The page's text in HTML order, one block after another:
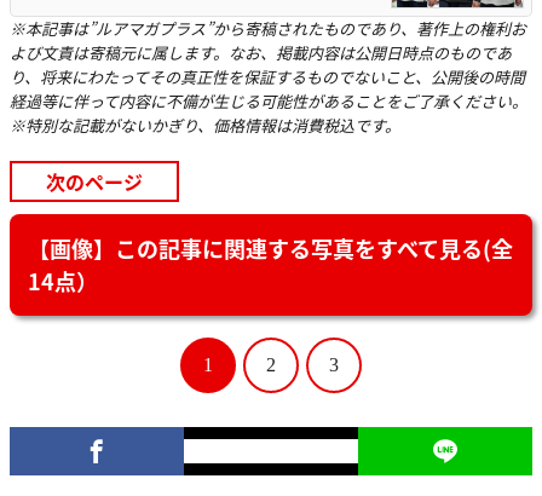
※本記事は”ルアマガプラス”から寄稿されたものであり、著作上の権利お
よび文責は寄稿元に属します。なお、掲載内容は公開日時点のものであ
り、将来にわたってその真正性を保証するものでないこと、公開後の時間
経過等に伴って内容に不備が生じる可能性があることをご了承ください。
※特別な記載がないかぎり、価格情報は消費税込です。
次のページ
【画像】この記事に関連する写真をすべて見る(全
14点）
1 2 3